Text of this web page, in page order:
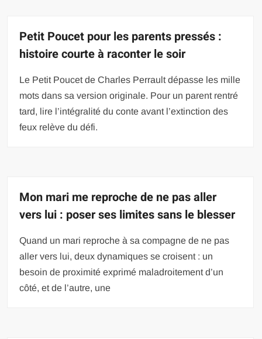
Petit Poucet pour les parents pressés :
histoire courte à raconter le soir
Le Petit Poucet de Charles Perrault dépasse les mille
mots dans sa version originale. Pour un parent rentré
tard, lire l’intégralité du conte avant l’extinction des
feux relève du défi.
Mon mari me reproche de ne pas aller
vers lui : poser ses limites sans le blesser
Quand un mari reproche à sa compagne de ne pas
aller vers lui, deux dynamiques se croisent : un
besoin de proximité exprimé maladroitement d’un
côté, et de l’autre, une